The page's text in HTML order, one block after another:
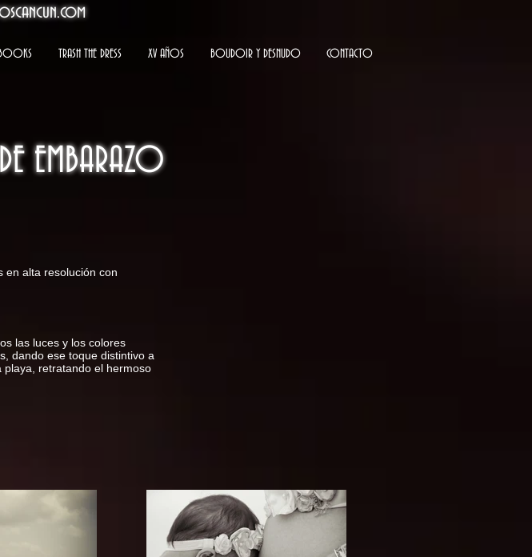
BOOKS TRASH THE DRESS XV AÑOS BOUDOIR Y DESNUDO CONTACTO
EMBARAZO
las luces y los colores
dando ese toque distintivo a
retratando el hermoso
en alta resolución con